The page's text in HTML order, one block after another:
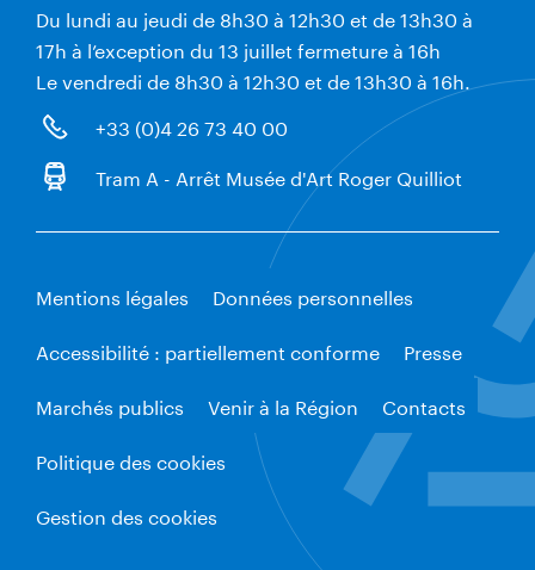
Du lundi au jeudi de 8h30 à 12h30 et de 13h30 à
17h à l’exception du 13 juillet fermeture à 16h
Le vendredi de 8h30 à 12h30 et de 13h30 à 16h.
+33 (0)4 26 73 40 00
Tram A - Arrêt Musée d'Art Roger Quilliot
Mentions légales
Données personnelles
Accessibilité : partiellement conforme
Presse
Marchés publics
Venir à la Région
Contacts
Politique des cookies
Gestion des cookies